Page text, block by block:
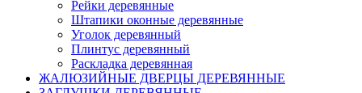
Рейки деревянные
Штапики оконные деревянные
Уголок деревянный
Плинтус деревянный
Раскладка деревянная
ЖАЛЮЗИЙНЫЕ ДВЕРЦЫ ДЕРЕВЯННЫЕ